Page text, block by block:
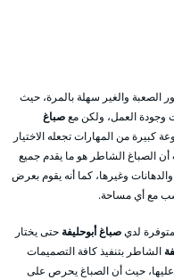
الصعبة والغير سهلة بالمرة، حيث
وجودة العمل، ولكن معصباغ
كبيرة من المهارات تجعله الاختيار
الصباغ الشاطر هو ما يقدم جميع
وغيرها، كما أنه يقوم بعرض
مع أي مساحة.
لديصباغ أبوحليفة حتى يختار
الشاطر بتنفيذ كافة التصميمات
حيث أن الصباغ يحرص على